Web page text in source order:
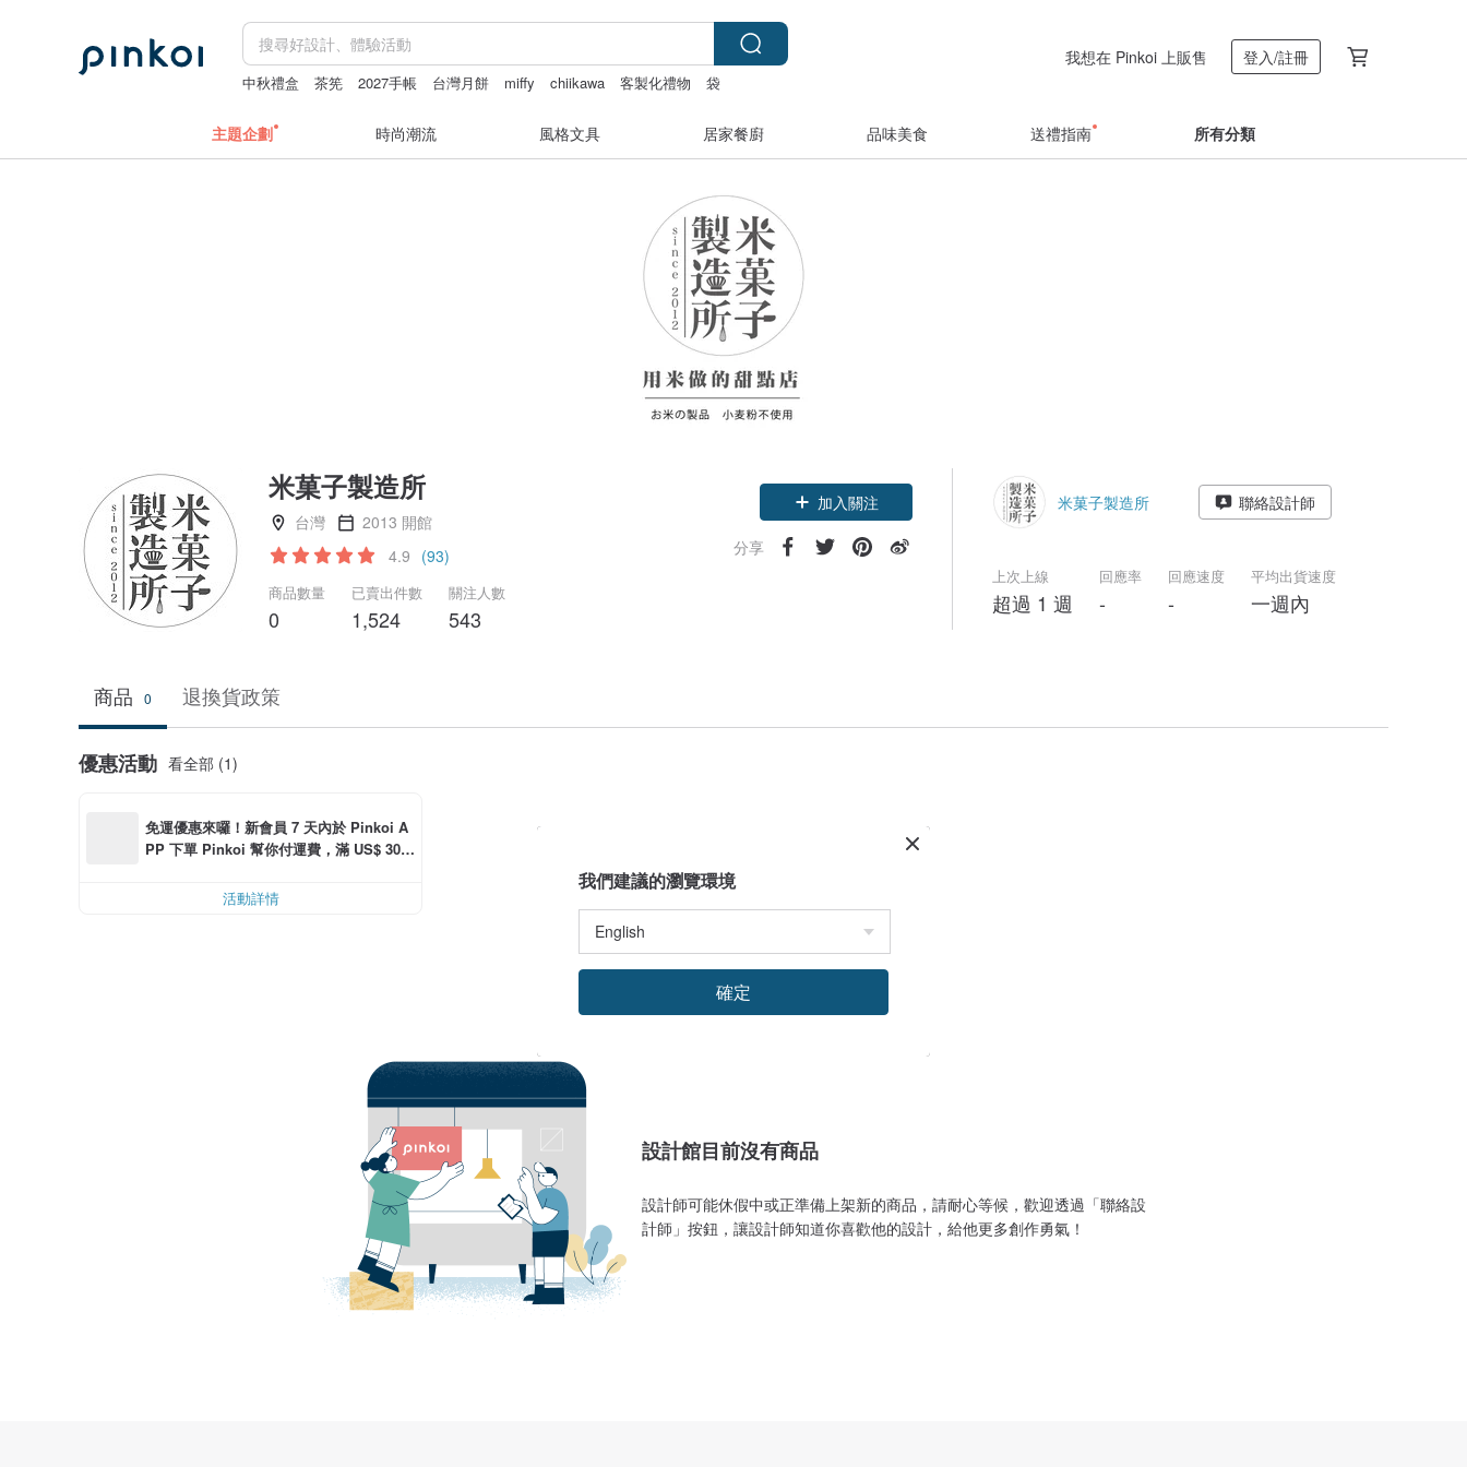
中秋禮盒 茶筅 2027手帳 台灣月餅 miffy chiikawa 客製化禮物 袋
我想在 Pinkoi 上販售 登入/註冊
主題企劃 時尚潮流 風格文具 居家餐廚 品味美食 送禮指南 所有分類
米菓子製造所
台灣
2013 開館
4.9 (93)
商品數量
0
已賣出件數
1,524
關注人數
543
加入關注
分享
米菓子製造所 聯絡設計師
上次上線
超過 1 週
回應率
-
回應速度
-
平均出貨速度
一週內
商品 0 退換貨政策
優惠活動 看全部 (1)
免運優惠來囉！新會員 7 天內於 Pinkoi A
PP 下單 Pinkoi 幫你付運費，滿 US$ 30.0
活動詳情
設計館目前沒有商品
設計師可能休假中或正準備上架新的商品，請耐心等候，歡迎透過「聯絡設
計師」按鈕，讓設計師知道你喜歡他的設計，給他更多創作勇氣！
我們建議的瀏覽環境
確定